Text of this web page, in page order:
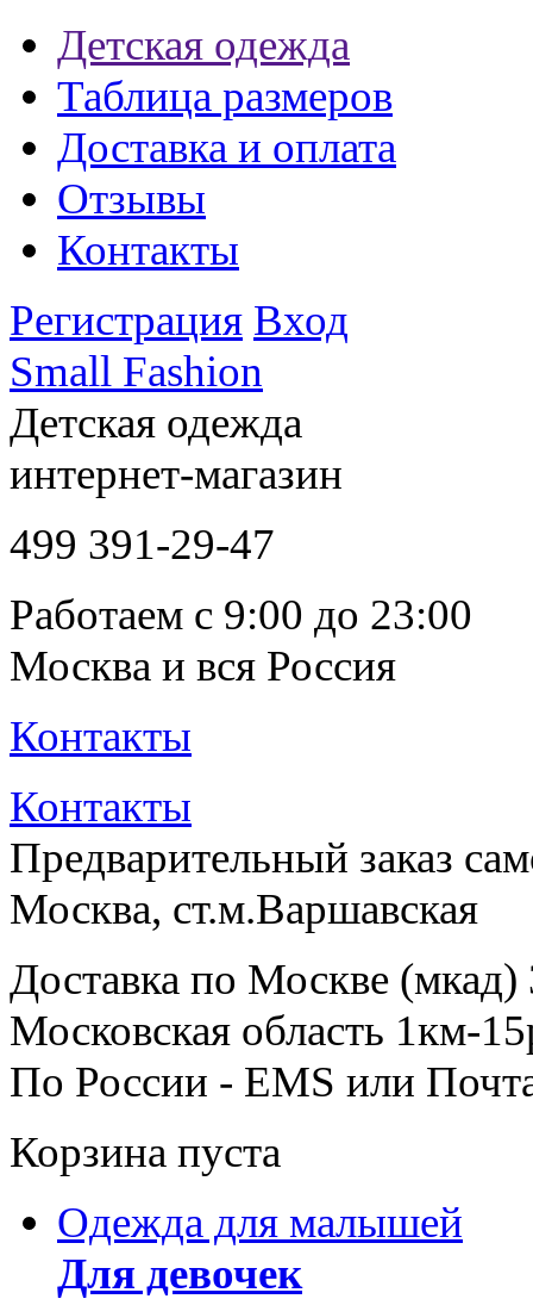
Детская одежда
Таблица размеров
Доставка и оплата
Отзывы
Контакты
Регистрация Вход
Small Fashion
Детская одежда
интернет-магазин
499 391-29-47
Работаем с 9:00 до 23:00
Москва и вся Россия
Контакты
Контакты
Предварительный заказ
Москва, ст.м.Варшавская
Доставка по Москве (мкад)
Московская область 1км-
По России - EMS или
Корзина пуста
Одежда для малышей
Для девочек